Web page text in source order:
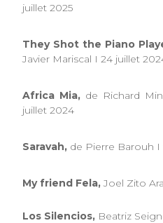
juillet 2025
They Shot the Piano
Javier Mariscal I 24 juillet
Africa Mia, de Richard
juillet 2024
Saravah, de Pierre Barouh I
My friend Fela,Joel Zito
Los Silencios, Beatriz